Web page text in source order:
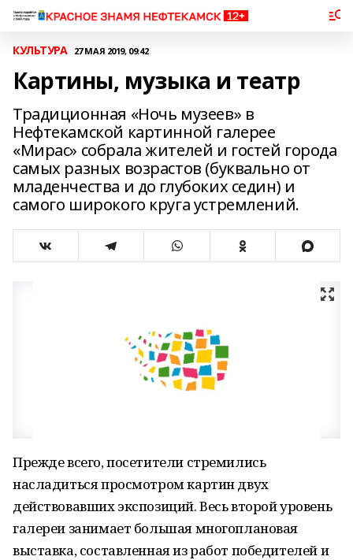
КУЛЬТУРА 27 МАЯ 2019, 09:42
Картины, музыка и театр
Традиционная «Ночь музеев» в
Нефтекамской картинной галерее
«Мирас» собрала жителей и гостей города
самых разных возрастов (буквально от
младенчества и до глубоких седин) и
самого широкого круга устремлений.
Прежде всего, посетители стремились
насладиться просмотром картин двух
действовавших экспозиций. Весь второй уровень
галереи занимает большая многоплановая
выставка, составленная из работ победителей и